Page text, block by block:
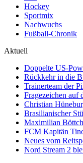
Hockey
Sportmix
Nachwuchs
Fußball-Chronik
Aktuell
Doppelte US-
Rückkehr in die
Trainerteam der
Fragezeichen auf
Christian
Brasilianischer
Maximilian
FCM Kapitän
Neues vom
Nord Stream 2